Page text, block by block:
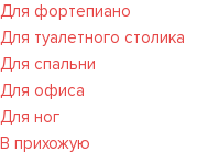
Для фортепиано
Для туалетного столика
Для спальни
Для офиса
Для ног
В прихожую